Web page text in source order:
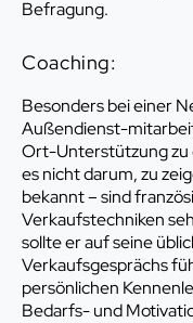
Befragung.
Coaching:
Besonders bei einer
Außendienst-
Ort-Unterstützung zu
es nicht darum, zu
bekannt – sind
Verkaufstechniken
sollte er auf seine
Verkaufsgesprächs
persönlichen
Bedarfs- und